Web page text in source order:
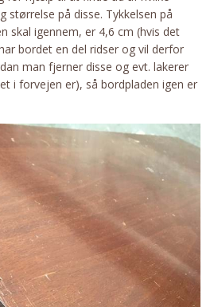
størrelse på disse. Tykkelsen på
skal igennem, er 4,6 cm (hvis det
bordet en del ridser og vil derfor
man fjerner disse og evt. lakerer
i forvejen er), så bordpladen igen er